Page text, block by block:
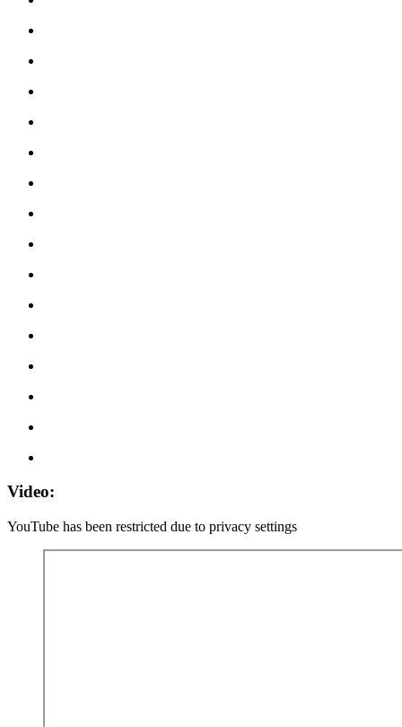
Video:
YouTube has been restricted due to privacy settings